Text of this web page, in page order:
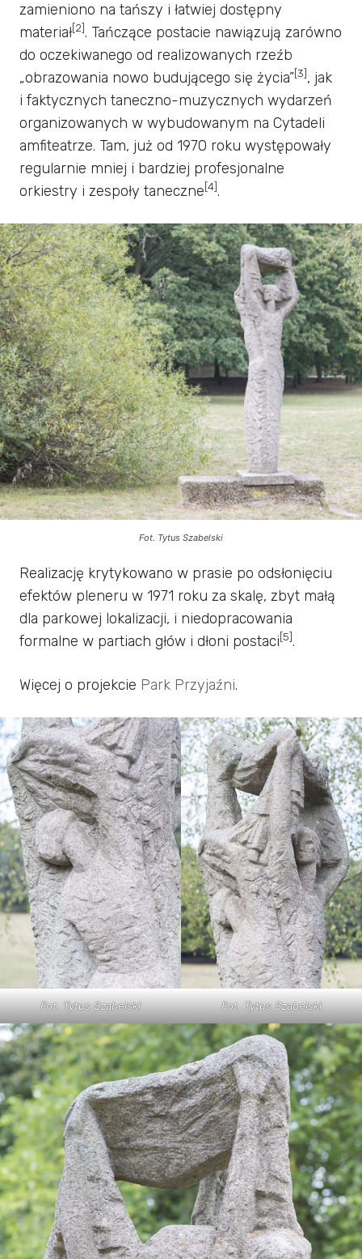
zamieniono na tańszy i łatwiej dostępny
materiał[2]. Tańczące postacie nawiązują zarówno
do oczekiwanego od realizowanych rzeźb
„obrazowania nowo budującego się życia”[3], jak
i faktycznych taneczno-muzycznych wydarzeń
organizowanych w wybudowanym na Cytadeli
amfiteatrze. Tam, już od 1970 roku występowały
regularnie mniej i bardziej profesjonalne
orkiestry i zespoły taneczne[4].
Fot. Tytus Szabelski
Realizację krytykowano w prasie po odsłonięciu
efektów pleneru w 1971 roku za skalę, zbyt małą
dla parkowej lokalizacji, i niedopracowania
formalne w partiach głów i dłoni postaci[5].
Więcej o projekcie Park Przyjaźni.
Fot. Tytus Szabelski Fot. Tytus Szabelski